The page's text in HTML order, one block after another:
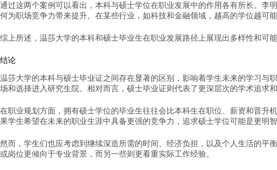
通过这两个案例可以看出，本科与硕士学位在职业发展中的作用各有所长。
何为职场竞争力带来提升。在某些行业，如科技和金融领域，越高的学位越可
综上所述，温莎大学的本科和硕士毕业生在职业发展路径上展现出多样性和可
结论
温莎大学的本科与硕士毕业证之间存在显著的区别，影响着学生未来的学习
场和选择进入研究生院。相对而言，硕士毕业证则代表了更深层次的学术追求
在职业规划方面，拥有硕士学位的毕业生往往会比本科生在职位、薪资和晋
果学生希望在未来的职业生涯中具备更强的竞争力，追求硕士学位可能是更明智
然而，学生们也应考虑到继续深造所需的时间、经济负担，以及个人生活的
或岗位更倾向于专业背景，而另一些则更看重实际工作经验。